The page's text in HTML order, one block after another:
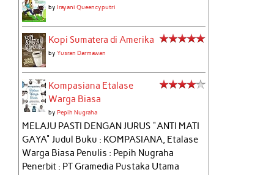
byIrayani Queencyputri
Kopi Sumatera di Amerika
byYusran Darmawan
Kompasiana Etalase
Warga Biasa
byPepih Nugraha
MELAJU PASTI DENGAN JURUS "ANTI MATI
GAYA" Judul Buku : KOMPASIANA, Etalase
Warga Biasa Penulis : Pepih Nugraha
Penerbit : PT Gramedia Pustaka Utama